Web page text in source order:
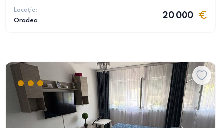
Locație:
Oradea
20 000